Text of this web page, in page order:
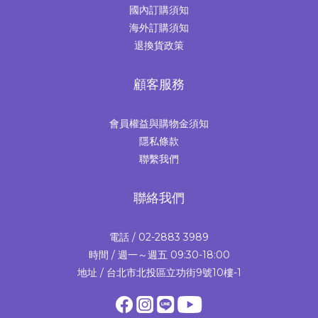
國內訂購須知
海外訂購須知
退換貨政策
顧客服務
會員權益與購物金須知
隱私條款
聯繫我們
聯絡我們
電話 / 02-2883 3989
時間 / 週一～週五 09:30-18:00
地址 / 台北市北投區立功街9號10樓-1